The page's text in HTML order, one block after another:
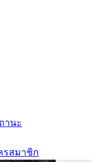
านะ
รสมาชิก